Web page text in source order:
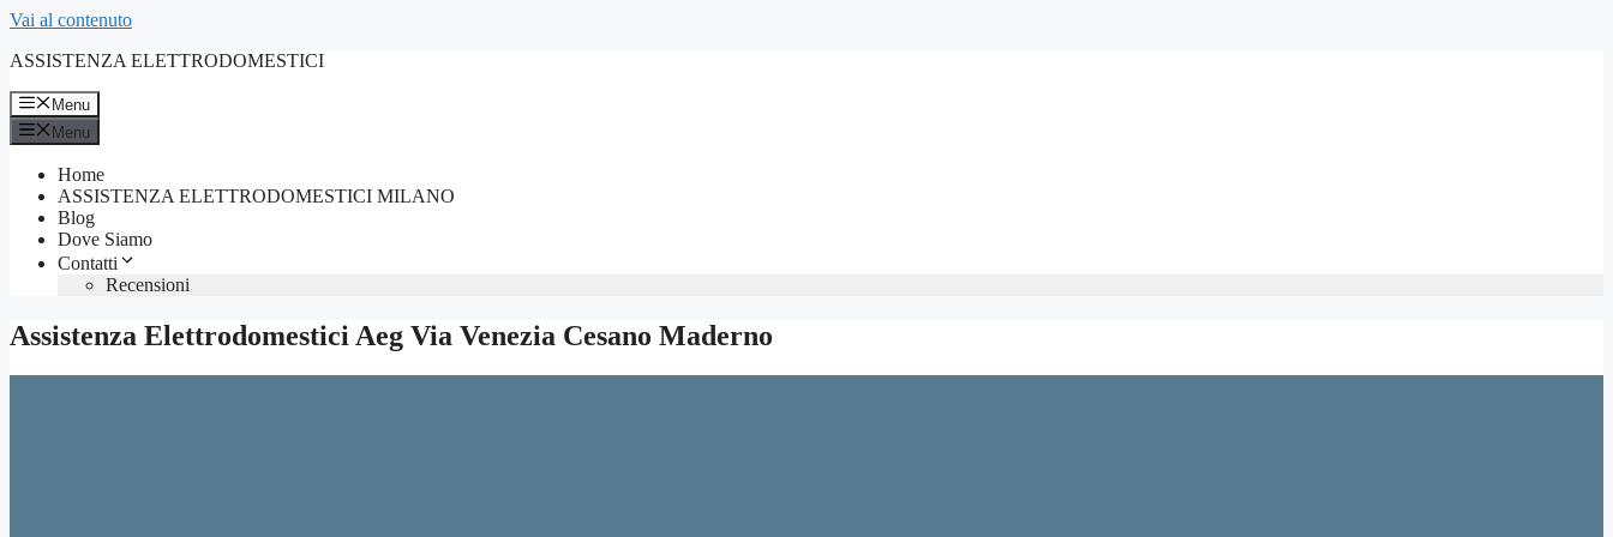
Vai al contenuto
ASSISTENZA ELETTRODOMESTICI
Menu
Menu
Home
ASSISTENZA ELETTRODOMESTICI MILANO
Blog
Dove Siamo
Contatti
Recensioni
Assistenza Elettrodomestici Aeg Via Venezia Cesano Maderno